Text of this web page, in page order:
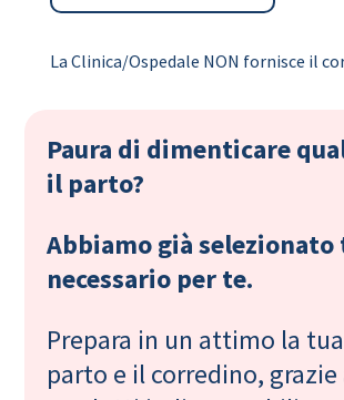
La Clinica/Ospedale NON fornisce il
Paura di dimenticare
il parto?
Abbiamo già
necessario per te.
Prepara in un attimo la
parto e il corredino, grazie